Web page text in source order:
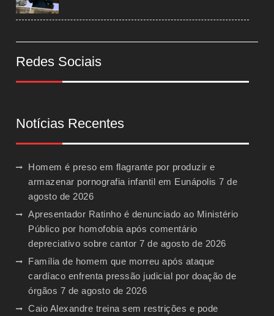
Redes Sociais
Notícias Recentes
Homem é preso em flagrante por produzir e
armazenar pornografia infantil em Eunápolis 7 de
agosto de 2026
Apresentador Ratinho é denunciado ao Ministério
Público por homofobia após comentário
depreciativo sobre cantor 7 de agosto de 2026
Família de homem que morreu após ataque
cardíaco enfrenta pressão judicial por doação de
órgãos 7 de agosto de 2026
Caio Alexandre treina sem restrições e pode